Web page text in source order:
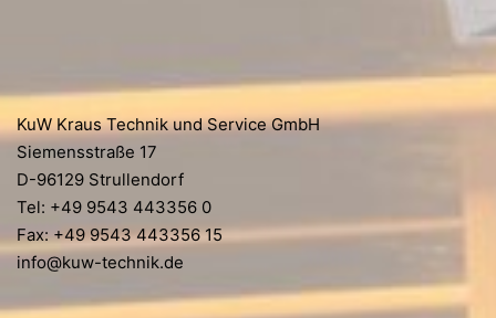
KuW Kraus Technik und Service GmbH
Siemensstraße 17
D-96129 Strullendorf
Tel: +49 9543 443356 0
Fax: +49 9543 443356 15
info@kuw-technik.de